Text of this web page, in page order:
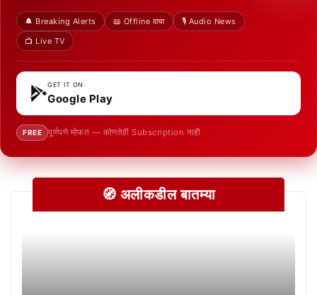
🔔 Breaking Alerts 📖 Offline वाचा
🎙️ Audio News
📺 Live TV
GET IT ON
Google Play
FREE पूर्णपणे मोफत — कोणतेही Subscription नाही
🧭 अलीकडील बातम्या